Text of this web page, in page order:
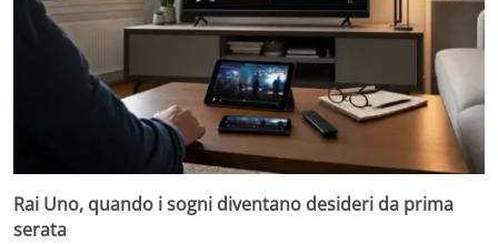
Rai Uno, quando i sogni diventano desideri da prima
serata